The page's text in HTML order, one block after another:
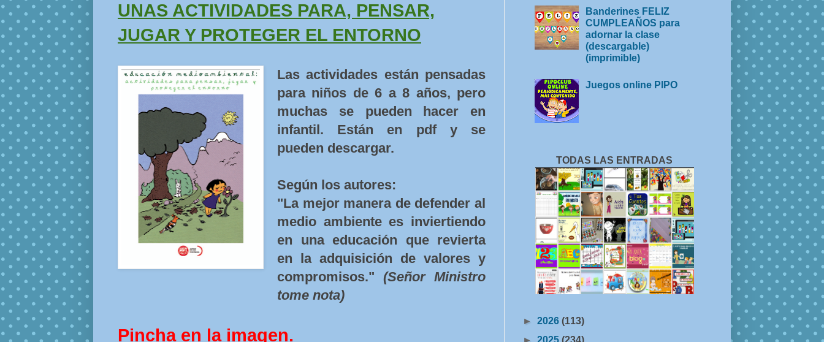
UNAS ACTIVIDADES PARA, PENSAR,
JUGAR Y PROTEGER EL ENTORNO
Las actividades están pensadas
para niños de 6 a 8 años, pero
muchas se pueden hacer en
infantil. Están en pdf y se
pueden descargar.
Según los autores:
"La mejor manera de defender al
medio ambiente es inviertiendo
en una educación que revierta
en la adquisición de valores y
compromisos." (Señor Ministro
tome nota)
Pincha en la imagen.
Banderines FELIZ
CUMPLEAÑOS para
adornar la clase
(descargable)
(imprimible)
Juegos online PIPO
TODAS LAS ENTRADAS
► 2026 (113)